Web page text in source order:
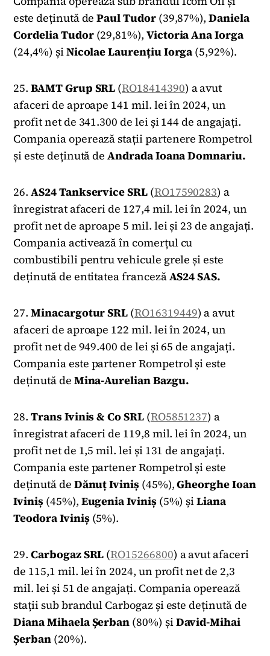
este deținută dePaulTudor(39,87%),Daniela
Cordelia Tudor(29,81%), Victoria Ana Iorga
(24,4%) șiNicolae Laurențiu Iorga (5,92%).
25.BAMT Grup SRL (RO18414390) a avut
afaceri de aproape 141 mil. lei în 2024, un
profit net de 341.300 de lei și 144 de angajați.
Compania operează stații partenere Rompetrol
și este deținută deAndrada Ioana Domnariu.
26.AS24 Tankservice SRL(RO17590283) a
înregistrat afaceri de 127,4 mil. lei în 2024, un
profit net de aproape 5 mil. lei și 23 de angajați.
Compania activează în comerțul cu
combustibili pentru vehicule grele și este
deținută de entitatea francezăAS24 SAS.
27.Minacargotur SRL (RO16319449) a avut
afaceri de aproape 122 mil. lei în 2024, un
profit net de 949.400 de lei și 65 de angajați.
Compania este partener Rompetrol și este
deținută de Mina-Aurelian Bazgu.
28.Trans Ivinis & Co SRL(RO5851237) a
înregistrat afaceri de 119,8 mil. lei în 2024, un
profit net de 1,5 mil. lei și 131 de angajați.
Compania este partener Rompetrol și este
deținută de Dănuț Iviniș(45%),Gheorghe Ioan
Iviniș (45%), Eugenia Iviniș (5%) șiLiana
Teodora Iviniș(5%).
29.Carbogaz SRL (RO15266800) a avut afaceri
de 115,1 mil. lei în 2024, un profit net de 2,3
mil. lei și 51 de angajați. Compania operează
stații sub brandul Carbogaz și este deținută de
Diana Mihaela Șerban (80%) șiDavid-Mihai
Șerban (20%).